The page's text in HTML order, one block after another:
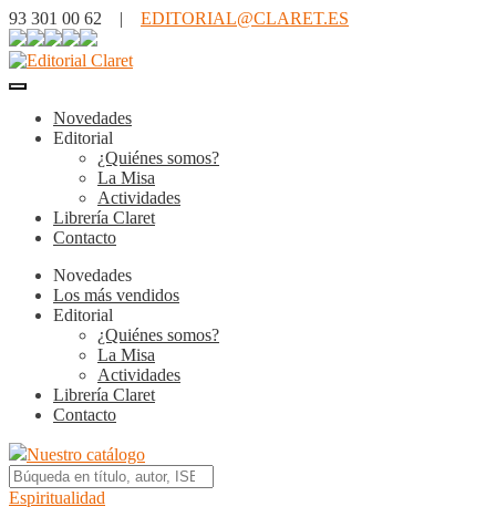
93 301 00 62 | EDITORIAL@CLARET.ES
Novedades
Editorial
¿Quiénes somos?
La Misa
Actividades
Librería Claret
Contacto
Novedades
Los más vendidos
Editorial
¿Quiénes somos?
La Misa
Actividades
Librería Claret
Contacto
Nuestro catálogo
Espiritualidad